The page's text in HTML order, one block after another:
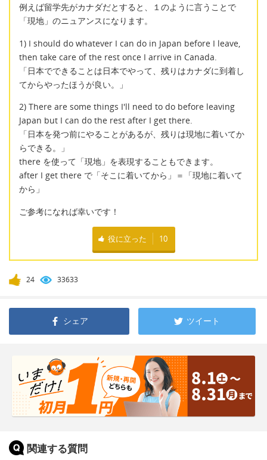
例えば留学先がカナダだとすると、１のように言うことで
「現地」のニュアンスになります。
1) I should do whatever I can do in Japan before I leave,
then take care of the rest once I arrive in Canada.
「日本でできることは日本でやって、残りはカナダに到着し
てからやったほうが良い。」
2) There are some things I'll need to do before leaving
Japan but I can do the rest after I get there.
「日本を発つ前にやることがあるが、残りは現地に着いてか
らできる。」
there を使って「現地」を表現することもできます。
after I get there で「そこに着いてから」＝「現地に着いて
から」
ご参考になれば幸いです！
役に立った 10
24 33633
シェア ツイート
関連する質問